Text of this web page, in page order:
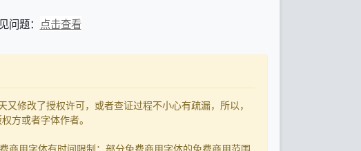
题： 点击查看
修改了授权许可，或者查证过程不小心有疏漏，所以，
方或者字体作者。
商用字体有时间限制；部分免费商用字体的免费商用范围